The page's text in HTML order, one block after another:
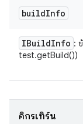
buildInfo
IBuildInfo :
test.getBuild())
คิกรีเทิร์น